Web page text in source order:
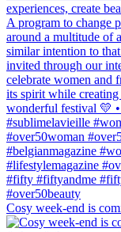
Cosy week-end is